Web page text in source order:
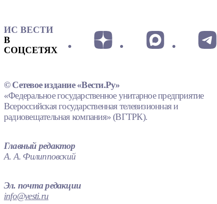
ИС ВЕСТИ
В
СОЦСЕТЯХ
© Сетевое издание «Вести.Ру»
«Федеральное государственное унитарное предприятие
Всероссийская государственная телевизионная и
радиовещательная компания» (ВГТРК).
Главный редактор
А. А. Филипповский
Эл. почта редакции
info@vesti.ru